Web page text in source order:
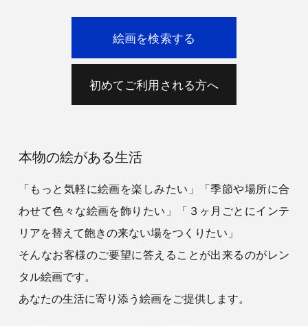
絵画を検索する
初めてご利用される方へ
本物の絵がある生活
「もっと気軽に絵画を楽しみたい」「季節や場所に合
わせて色々な絵画を飾りたい」「３ヶ月ごとにインテ
リアを替えて飽きの来ない場をつくりたい」
そんなお客様のご要望に答えることが出来るのがレン
タル絵画です。
あなたの生活に寄り添う絵画をご提供します。